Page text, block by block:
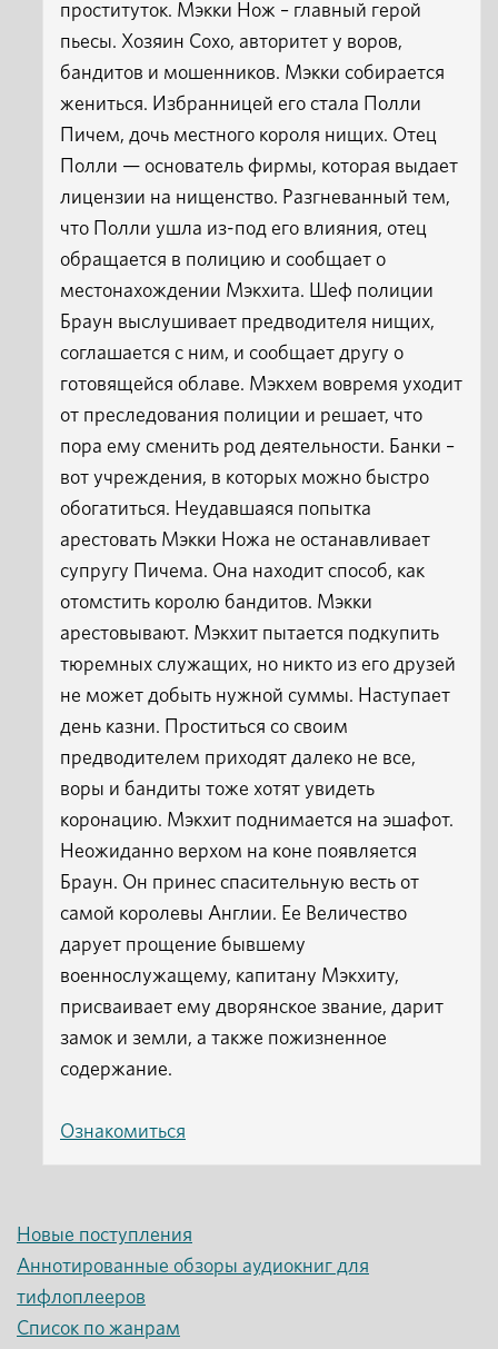
проституток. Мэкки Нож – главный герой
пьесы. Хозяин Сохо, авторитет у воров,
бандитов и мошенников. Мэкки собирается
жениться. Избранницей его стала Полли
Пичем, дочь местного короля нищих. Отец
Полли — основатель фирмы, которая выдает
лицензии на нищенство. Разгневанный тем,
что Полли ушла из-под его влияния, отец
обращается в полицию и сообщает о
местонахождении Мэкхита. Шеф полиции
Браун выслушивает предводителя нищих,
соглашается с ним, и сообщает другу о
готовящейся облаве. Мэкхем вовремя уходит
от преследования полиции и решает, что
пора ему сменить род деятельности. Банки –
вот учреждения, в которых можно быстро
обогатиться. Неудавшаяся попытка
арестовать Мэкки Ножа не останавливает
супругу Пичема. Она находит способ, как
отомстить королю бандитов. Мэкки
арестовывают. Мэкхит пытается подкупить
тюремных служащих, но никто из его друзей
не может добыть нужной суммы. Наступает
день казни. Проститься со своим
предводителем приходят далеко не все,
воры и бандиты тоже хотят увидеть
коронацию. Мэкхит поднимается на эшафот.
Неожиданно верхом на коне появляется
Браун. Он принес спасительную весть от
самой королевы Англии. Ее Величество
дарует прощение бывшему
военнослужащему, капитану Мэкхиту,
присваивает ему дворянское звание, дарит
замок и земли, а также пожизненное
содержание.
Ознакомиться
Новые поступления
Аннотированные обзоры аудиокниг для
тифлоплееров
Список по жанрам